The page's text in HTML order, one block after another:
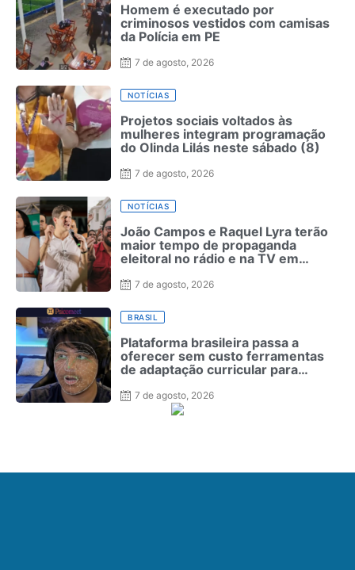
Homem é executado por
criminosos vestidos com camisas
da Polícia em PE
7 de agosto, 2026
NOTÍCIAS
Projetos sociais voltados às
mulheres integram programação
do Olinda Lilás neste sábado (8)
7 de agosto, 2026
NOTÍCIAS
João Campos e Raquel Lyra terão
maior tempo de propaganda
eleitoral no rádio e na TV em
7 de agosto, 2026
BRASIL
Plataforma brasileira passa a
oferecer sem custo ferramentas
de adaptação curricular para
7 de agosto, 2026